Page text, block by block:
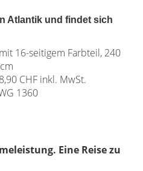
Atlantik und findet sich
16-seitigem Farbteil, 240
CHF inkl. MwSt.
1360
Eine Reise zu